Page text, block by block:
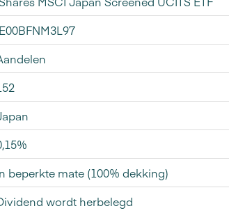
beperkte mate (100% dekking)
wordt herbelegd